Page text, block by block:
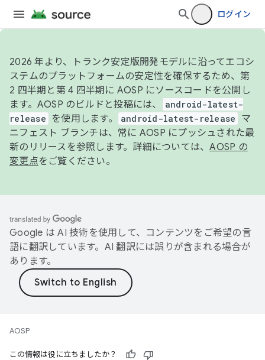
ログイン
2026 年より、トランク安定版開発モデルに沿ってエコシ
ステムのプラットフォームの安定性を確保するため、第
2 四半期と第 4 四半期に AOSP にソースコードを公開し
ます。AOSP のビルドと投稿には、
android-latest-
release
を使用します。 android-latest-release
マ
ニフェスト ブランチは、常に AOSP にプッシュされた最
新のリリースを参照します。詳細については、AOSP の
変更点をご覧ください。
Google は AI 技術を使用して、コンテンツをご希望の言
語に翻訳しています。AI 翻訳には誤りが含まれる場合が
あります。
AOSP
この情報は役に立ちましたか？